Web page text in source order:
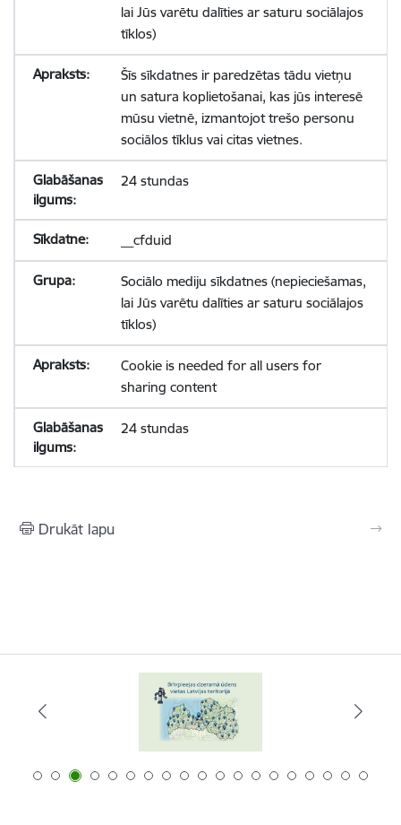
lai Jūs varētu dalīties ar saturu sociālajos
tīklos)
Šīs sīkdatnes ir paredzētas tādu vietņu
un satura koplietošanai, kas jūs interesē
mūsu vietnē, izmantojot trešo personu
sociālos tīklus vai citas vietnes.
24 stundas
__cfduid
Sociālo mediju sīkdatnes (nepieciešamas,
lai Jūs varētu dalīties ar saturu sociālajos
tīklos)
Cookie is needed for all users for
sharing content
24 stundas
Drukāt lapu